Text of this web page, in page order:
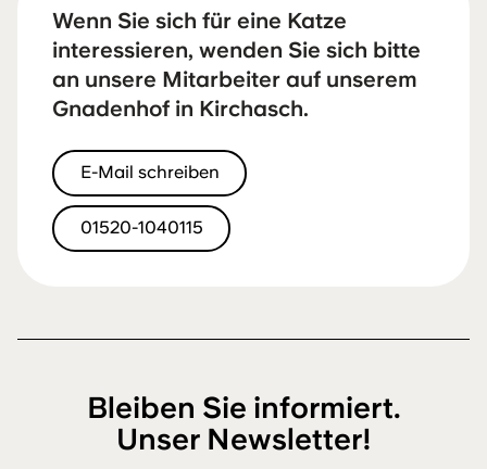
Wenn Sie sich für eine Katze
interessieren, wenden Sie sich bitte
an unsere Mitarbeiter auf unserem
Gnadenhof in Kirchasch.
E-Mail schreiben
01520-1040115
Bleiben Sie informiert.
Unser Newsletter!